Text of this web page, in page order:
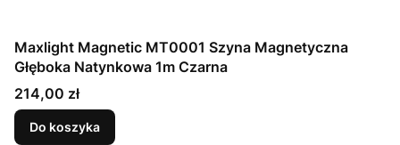
Maxlight Magnetic MT0001 Szyna Magnetyczna
Głęboka Natynkowa 1m Czarna
Cena
214,00 zł
Do koszyka